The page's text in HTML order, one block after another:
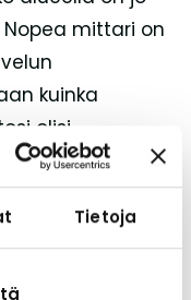
Tietoja
mittari on
kuinka
olisi
on satoja
on kymmeniä.
kun